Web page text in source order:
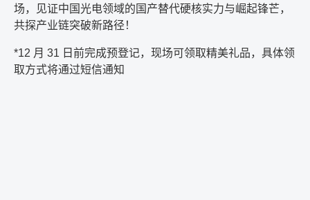
场，见证中国光电领域的国产替代硬核实力与崛起锋芒，
共探产业链突破新路径！
*12 月 31 日前完成预登记，现场可领取精美礼品，具体领
取方式将通过短信通知